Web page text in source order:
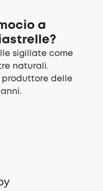
a
sigillate come
naturali.
produttore delle